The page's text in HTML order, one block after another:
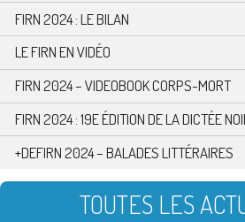
FIRN 2024 : LE BILAN
LE FIRN EN VIDÉO
FIRN 2024 – VIDEOBOOK CORPS-MORT
FIRN 2024 : 19E ÉDITION DE LA DICTÉE
+DEFIRN 2024 – BALADES LITTÉRAIRES
TOUTES LES